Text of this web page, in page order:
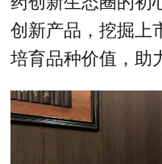
创新产品，挖掘上
培育品种价值，助